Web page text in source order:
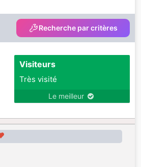
Recherche par critères
Visiteurs
Très visité
Le meilleur